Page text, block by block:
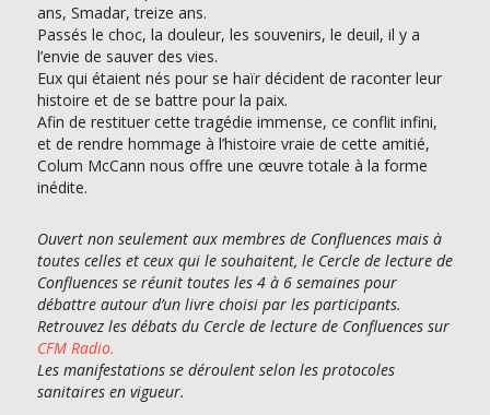
ans, Smadar, treize ans.
Passés le choc, la douleur, les souvenirs, le deuil, il y a
l’envie de sauver des vies.
Eux qui étaient nés pour se haïr décident de raconter leur
histoire et de se battre pour la paix.
Afin de restituer cette tragédie immense, ce conflit infini,
et de rendre hommage à l’histoire vraie de cette amitié,
Colum McCann nous offre une œuvre totale à la forme
inédite.
Ouvert non seulement aux membres de Confluences mais à
toutes celles et ceux qui le souhaitent, le Cercle de lecture de
Confluences se réunit toutes les 4 à 6 semaines pour
débattre autour d’un livre choisi par les participants.
Retrouvez les débats du Cercle de lecture de Confluences sur
CFM Radio.
Les manifestations se déroulent selon les protocoles
sanitaires en vigueur.